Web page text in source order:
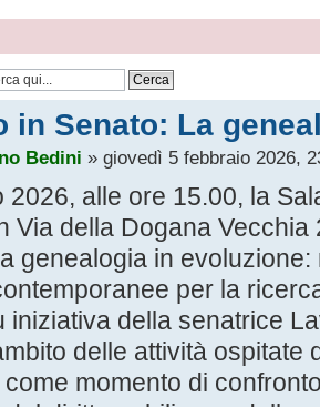
in Senato: La
Bedini » giovedì 5 febbraio 2026,
2026, alle ore 15.00, la
Via della Dogana
genealogia in
per la
iniziativa della senatrice
delle attività
momento di